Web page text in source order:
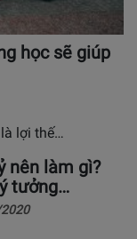
học sẽ giúp
lợi thế…
nên làm gì?
tưởng…